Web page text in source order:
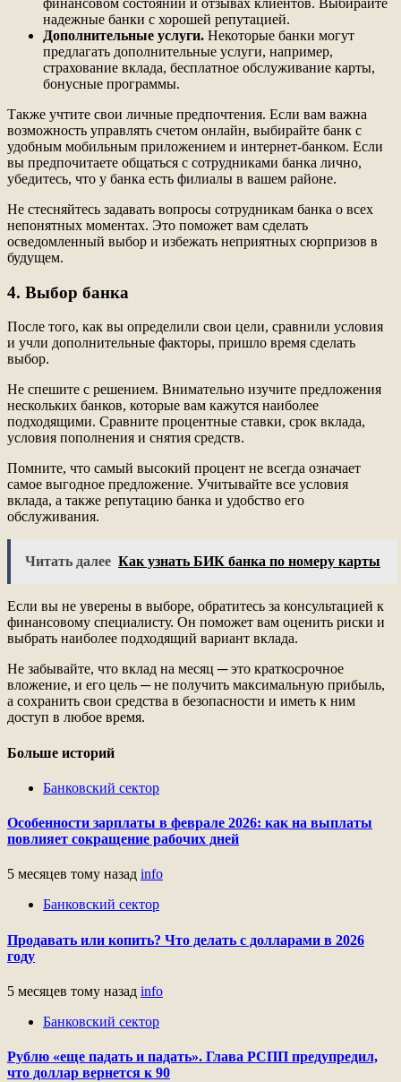
финансовом состоянии и отзывах клиентов. Выбирайте
надежные банки с хорошей репутацией.
Дополнительные услуги. Некоторые банки могут
предлагать дополнительные услуги, например,
страхование вклада, бесплатное обслуживание карты,
бонусные программы.
Также учтите свои личные предпочтения. Если вам важна
возможность управлять счетом онлайн, выбирайте банк с
удобным мобильным приложением и интернет-банком. Если
вы предпочитаете общаться с сотрудниками банка лично,
убедитесь, что у банка есть филиалы в вашем районе.
Не стесняйтесь задавать вопросы сотрудникам банка о всех
непонятных моментах. Это поможет вам сделать
осведомленный выбор и избежать неприятных сюрпризов в
будущем.
4. Выбор банка
После того, как вы определили свои цели, сравнили условия
и учли дополнительные факторы, пришло время сделать
выбор.
Не спешите с решением. Внимательно изучите предложения
нескольких банков, которые вам кажутся наиболее
подходящими. Сравните процентные ставки, срок вклада,
условия пополнения и снятия средств.
Помните, что самый высокий процент не всегда означает
самое выгодное предложение. Учитывайте все условия
вклада, а также репутацию банка и удобство его
обслуживания.
Читать далее Как узнать БИК банка по номеру карты
Если вы не уверены в выборе, обратитесь за консультацией к
финансовому специалисту. Он поможет вам оценить риски и
выбрать наиболее подходящий вариант вклада.
Не забывайте, что вклад на месяц ─ это краткосрочное
вложение, и его цель ─ не получить максимальную прибыль,
а сохранить свои средства в безопасности и иметь к ним
доступ в любое время.
Больше историй
Банковский сектор
Особенности зарплаты в феврале 2026: как на выплаты
повлияет сокращение рабочих дней
5 месяцев тому назад info
Банковский сектор
Продавать или копить? Что делать с долларами в 2026
году
5 месяцев тому назад info
Банковский сектор
Рублю «еще падать и падать». Глава РСПП предупредил,
что доллар вернется к 90